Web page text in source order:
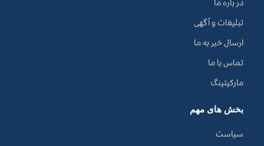
تبلیغات و آگهی
ارسال خبر به ما
تماس با ما
مارکیتینگ
بخش های مهم
سیاست